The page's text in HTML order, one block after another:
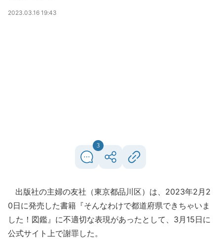
2023.03.16 19:43
3
出版社の主婦の友社（東京都品川区）は、2023年2月2
0日に発売した書籍『そんなわけで都道府県できちゃいま
した！図鑑』に不適切な表現があったとして、3月15日に
公式サイト上で謝罪した。